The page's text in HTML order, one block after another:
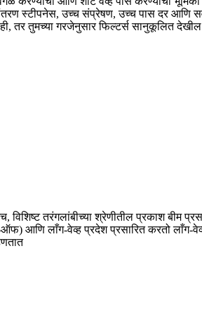
स्टीपनेस, उच्च संप्रेषण, उच्च पास दर आणि
तर तुमच्या गरजेनुसार फिल्टर्स सानुकूलित
तरंगलांबीच्या श्रेणीतील प्रकाश बीम
आणि लाँग-वेव्ह प्रदेश प्रसारित करतो लाँग-